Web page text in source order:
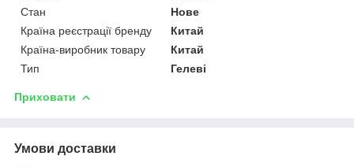
Стан
Нове
Країна реєстрації бренду
Китай
Країна-виробник товару
Китай
Тип
Гелеві
Приховати
Умови доставки